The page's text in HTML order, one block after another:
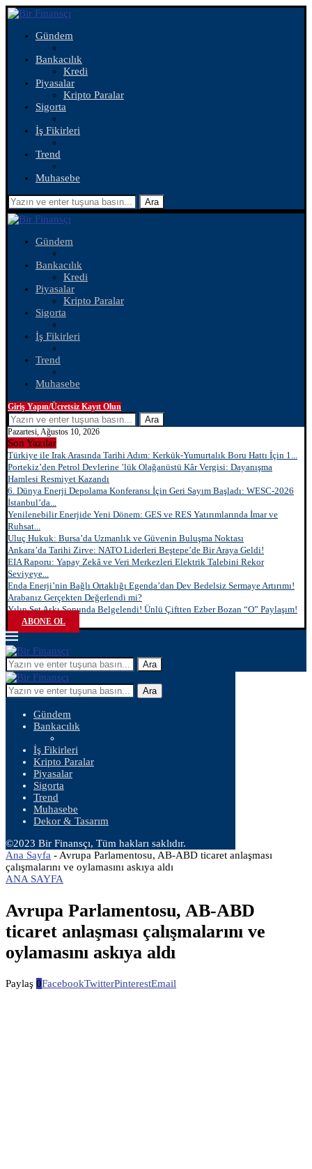
Gündem
Bankacılık
Kredi
Piyasalar
Kripto Paralar
Sigorta
İş Fikirleri
Trend
Muhasebe
Ara
Gündem
Bankacılık
Kredi
Piyasalar
Kripto Paralar
Sigorta
İş Fikirleri
Trend
Muhasebe
Giriş Yapın/Ücretsiz Kayıt Olun
Ara
Pazartesi, Ağustos 10, 2026
Son Yazılar
Türkiye ile Irak Arasında Tarihi Adım: Kerkük-Yumurtalık Boru Hattı İçin 1...
Portekiz’den Petrol Devlerine ’lük Olağanüstü Kâr Vergisi: Dayanışma
Hamlesi Resmiyet Kazandı
6. Dünya Enerji Depolama Konferansı İçin Geri Sayım Başladı: WESC-2026
İstanbul’da...
Yenilenebilir Enerjide Yeni Dönem: GES ve RES Yatırımlarında İmar ve
Ruhsat...
Uluç Hukuk: Bursa’da Uzmanlık ve Güvenin Buluşma Noktası
Ankara’da Tarihi Zirve: NATO Liderleri Beştepe’de Bir Araya Geldi!
EIA Raporu: Yapay Zekâ ve Veri Merkezleri Elektrik Talebini Rekor
Seviyeye...
Enda Enerji’nin Bağlı Ortaklığı Egenda’dan Dev Bedelsiz Sermaye Artırımı!
Arabanız Gerçekten Değerlendi mi?
Yılın Set Aşkı Sonunda Belgelendi! Ünlü Çiftten Ezber Bozan “O” Paylaşım!
ABONE OL
Ara
Ara
Gündem
Bankacılık
İş Fikirleri
Kripto Paralar
Piyasalar
Sigorta
Trend
Muhasebe
Dekor & Tasarım
©2023 Bir Finansçı, Tüm hakları saklıdır.
Ana Sayfa - Avrupa Parlamentosu, AB-ABD ticaret anlaşması
çalışmalarını ve oylamasını askıya aldı
ANA SAYFA
Avrupa Parlamentosu, AB-ABD
ticaret anlaşması çalışmalarını ve
oylamasını askıya aldı
Paylaş 0FacebookTwitterPinterestEmail